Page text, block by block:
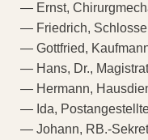
— Ernst,
— Friedrich,
— Gottfried,
— Hans, Dr.,
— Hermann,
— Ida,
— Johann, RB.-